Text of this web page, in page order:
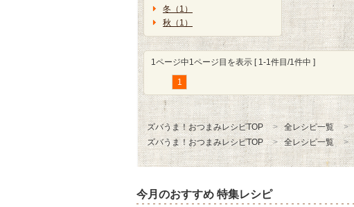
冬（1）
秋（1）
1ページ中1ページ目を表示 [ 1-1件目/1件中 ]
1
ズバうま！おつまみレシピTOP 全レシピ一覧
ズバうま！おつまみレシピTOP
全レシピ一覧
今月のおすすめ 特集レシピ